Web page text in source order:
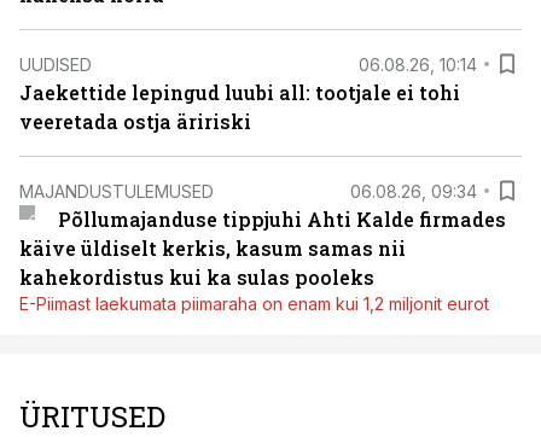
UUDISED 06.08.26, 10:14
Jaekettide lepingud luubi all: tootjale ei tohi
veeretada ostja äririski
MAJANDUSTULEMUSED 06.08.26, 09:34
Põllumajanduse tippjuhi Ahti Kalde firmades
käive üldiselt kerkis, kasum samas nii
kahekordistus kui ka sulas pooleks
E-Piimast laekumata piimaraha on enam kui 1,2 miljonit eurot
ÜRITUSED